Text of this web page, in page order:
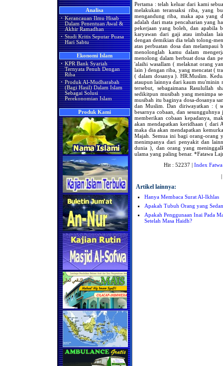
Analisa
· Kerancauan Ilmu Hisab
Dalam Penentuan Awal &
Akhir Ramadhan
· Studi Kritis Seputar Puasa
Hari Sabtu
Ekonomi Islam
· KPR Bank Syariah
Ternyata Penuh Dengan
Riba
· Produk Al-Mudharabah
(Bagi Hasil) Dalam Islam
Sebagai Solusi
Perekonomian Islam
Produk Kami
Pertama : telah keluar dari kami
melakukan teransaksi riba, yang
mengandung riba, maka apa yang
adalah dari mata pencaharian yang
pekerjaan yang boleh, dan apabila
karyawan dari gaji atau imbalan
dengan demikian dia telah tolong-
atas perbuatan dosa dan
menolonglah kamu dalam
menolong dalam berbuat dosa dan
'alaihi wasallam ( melaknat orang
lain ) dengan riba, yang mencatat (
( dalam dosanya ). HR.Muslim.
ataupun lainnya dari kaum mu'minin
tersebut, sebagaimana Rasulullah
sedikitpun musibah yang menimpa
musibah itu baginya dosa-dosanya
dan Muslim. Dan diriwayatkan : (
besarnya cobaan, dan
memberikan cobaan kepadanya,
akan mendapatkan keridhaan ( dari
maka dia akan mendapatkan
Majah. Semua ini bagi orang-orang
menimpanya dari penyakit dan
dunia ), dan orang yang
ulama yang paling benar. *Fatawa
Hit : 52237 | Index Fatwa
|
Artikel lainnya:
Hanya Membaca Surat Al-Ikhlas
Apakah Tubuh Orang yang
Apakah Penggunaan Inai Pada
Setelah Masa Haidh?